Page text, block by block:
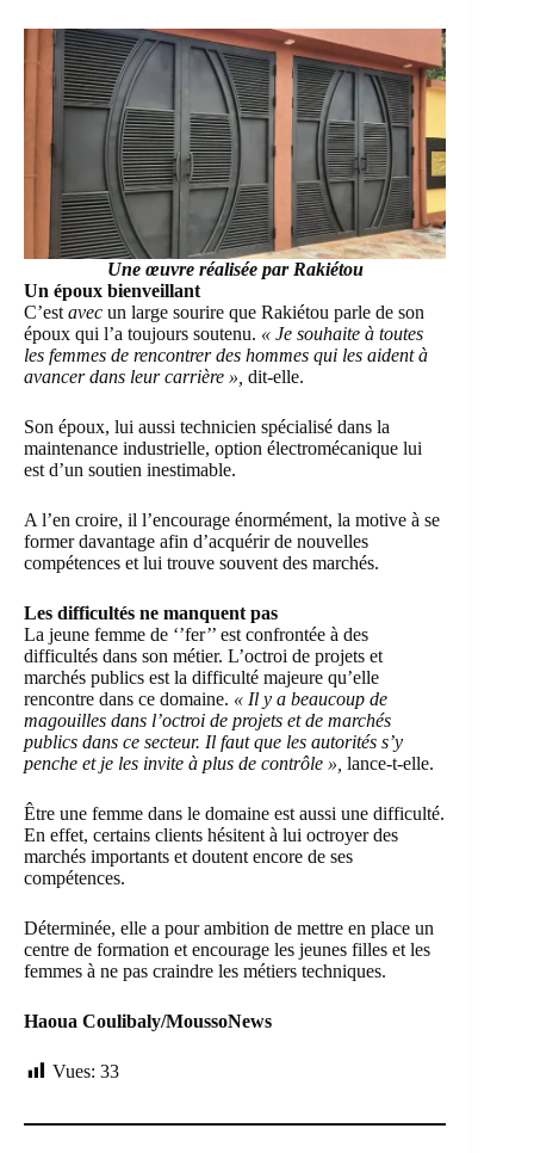
Une œuvre réalisée par Rakiétou
Un époux bienveillant
C’est avec un large sourire que Rakiétou parle de son
époux qui l’a toujours soutenu. « Je souhaite à toutes
les femmes de rencontrer des hommes qui les aident à
avancer dans leur carrière », dit-elle.
Son époux, lui aussi technicien spécialisé dans la
maintenance industrielle, option électromécanique lui
est d’un soutien inestimable.
A l’en croire, il l’encourage énormément, la motive à se
former davantage afin d’acquérir de nouvelles
compétences et lui trouve souvent des marchés.
Les difficultés ne manquent pas
La jeune femme de ‘’fer’’ est confrontée à des
difficultés dans son métier. L’octroi de projets et
marchés publics est la difficulté majeure qu’elle
rencontre dans ce domaine. « Il y a beaucoup de
magouilles dans l’octroi de projets et de marchés
publics dans ce secteur. Il faut que les autorités s’y
penche et je les invite à plus de contrôle », lance-t-elle.
Être une femme dans le domaine est aussi une difficulté.
En effet, certains clients hésitent à lui octroyer des
marchés importants et doutent encore de ses
compétences.
Déterminée, elle a pour ambition de mettre en place un
centre de formation et encourage les jeunes filles et les
femmes à ne pas craindre les métiers techniques.
Haoua Coulibaly/MoussoNews
Vues: 33